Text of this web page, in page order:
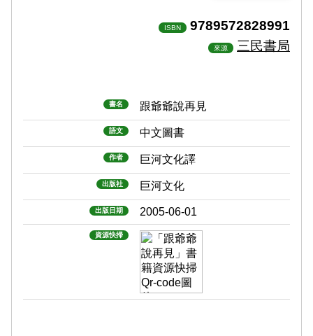
ISBN 9789572828991
來源 三民書局
書名 跟爺爺說再見
語文 中文圖書
作者 巨河文化譯
出版社 巨河文化
出版日期 2005-06-01
資源快掃